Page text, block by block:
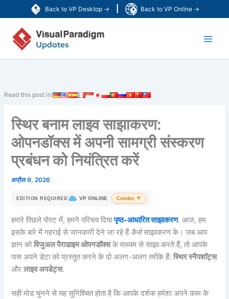
Back to VP Desktop → Back to VP Online →
to
content
Read this post in:
स्थिर बनाम लाइव साझाकरण:
ओपनडॉक्स में अपनी सामग्री संस्करण
प्रबंधन को नियंत्रित करें
अप्रैल 9, 2026
EDITION REQUIRED | VP ONLINE Combo
हमारे पिछले पोस्ट में, हमने परिचय दियापृष्ठ-आधारित साझाकरण. आज, हम
इसके बारे में गहराई से जानकारी देने जा रहे हैं कैसेसाझाकरण के। जब आप
ज्ञान कोविजुअल पैराडाइम ओपनडॉक्सके माध्यम से साझा करते हैं, तो आपके
पास अपने डेटा को प्रस्तुत करने के दो अलग-अलग तरीके हैं:स्थिर स्नैपशॉट्स
औरलाइव अपडेट्स.
सही मोड चुनने से यह सुनिश्चित होता है कि आपके दर्शक हमेशा अपने काम के